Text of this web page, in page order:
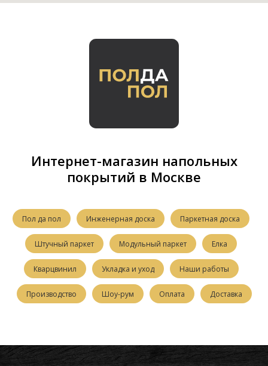
Интернет-магазин напольных
покрытий в Москве
Пол да пол Инженерная доска Паркетная доска
Штучный паркет Модульный паркет Елка
Кварцвинил Укладка и уход Наши работы
Производство Шоу-рум Оплата Доставка